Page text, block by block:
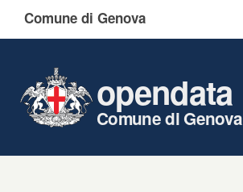
Comune di Genova
opendata
Comune di Genova